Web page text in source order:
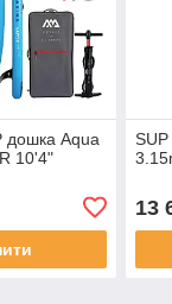
дошка Aqua
10'4"
13